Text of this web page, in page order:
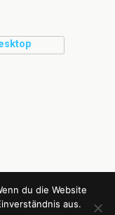
du die Website
aus.